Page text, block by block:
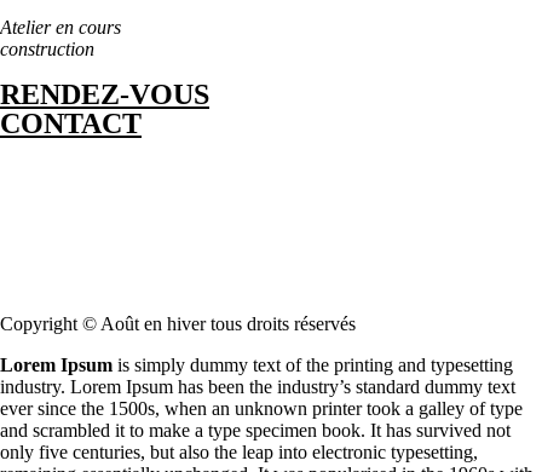
Atelier en cours
construction
RENDEZ-VOUS
CONTACT
Copyright © Août en hiver tous droits réservés
Lorem Ipsum is simply dummy text of the printing and typesetting
industry. Lorem Ipsum has been the industry’s standard dummy text
ever since the 1500s, when an unknown printer took a galley of type
and scrambled it to make a type specimen book. It has survived not
only five centuries, but also the leap into electronic typesetting,